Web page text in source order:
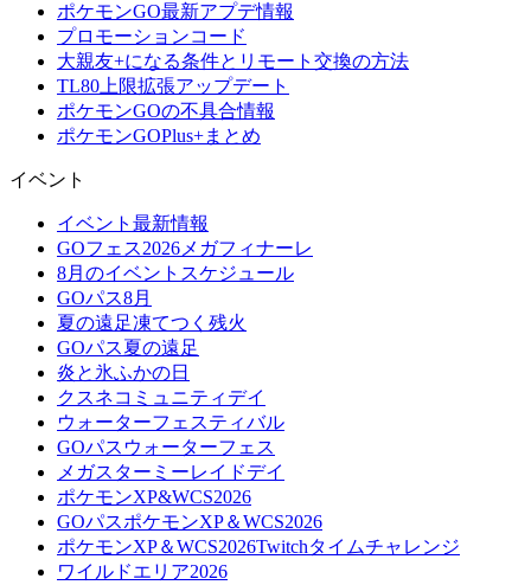
ポケモンGO最新アプデ情報
プロモーションコード
大親友+になる条件とリモート交換の方法
TL80上限拡張アップデート
ポケモンGOの不具合情報
ポケモンGOPlus+まとめ
イベント
イベント最新情報
GOフェス2026メガフィナーレ
8月のイベントスケジュール
GOパス8月
夏の遠足凍てつく残火
GOパス夏の遠足
炎と氷ふかの日
クスネコミュニティデイ
ウォーターフェスティバル
GOパスウォーターフェス
メガスターミーレイドデイ
ポケモンXP&WCS2026
GOパスポケモンXP＆WCS2026
ポケモンXP＆WCS2026Twitchタイムチャレンジ
ワイルドエリア2026